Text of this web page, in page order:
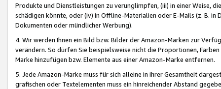
Produkte und Dienstleistungen zu verunglimpfen, (iii) in einer Weise,
schädigen könnte, oder (iv) in Offline-Materialien oder E-Mails (z. B. in
Dokumenten oder mündlicher Werbung).
4. Wir werden Ihnen ein Bild bzw. Bilder der Amazon-Marken zur
verändern. So dürfen Sie beispielsweise nicht die Proportionen,
Marke hinzufügen bzw. Elemente aus einer Amazon-Marke entfernen.
5. Jede Amazon-Marke muss für sich alleine in ihrer Gesamtheit
grafischen oder Textelementen muss ein hinreichender Abstand